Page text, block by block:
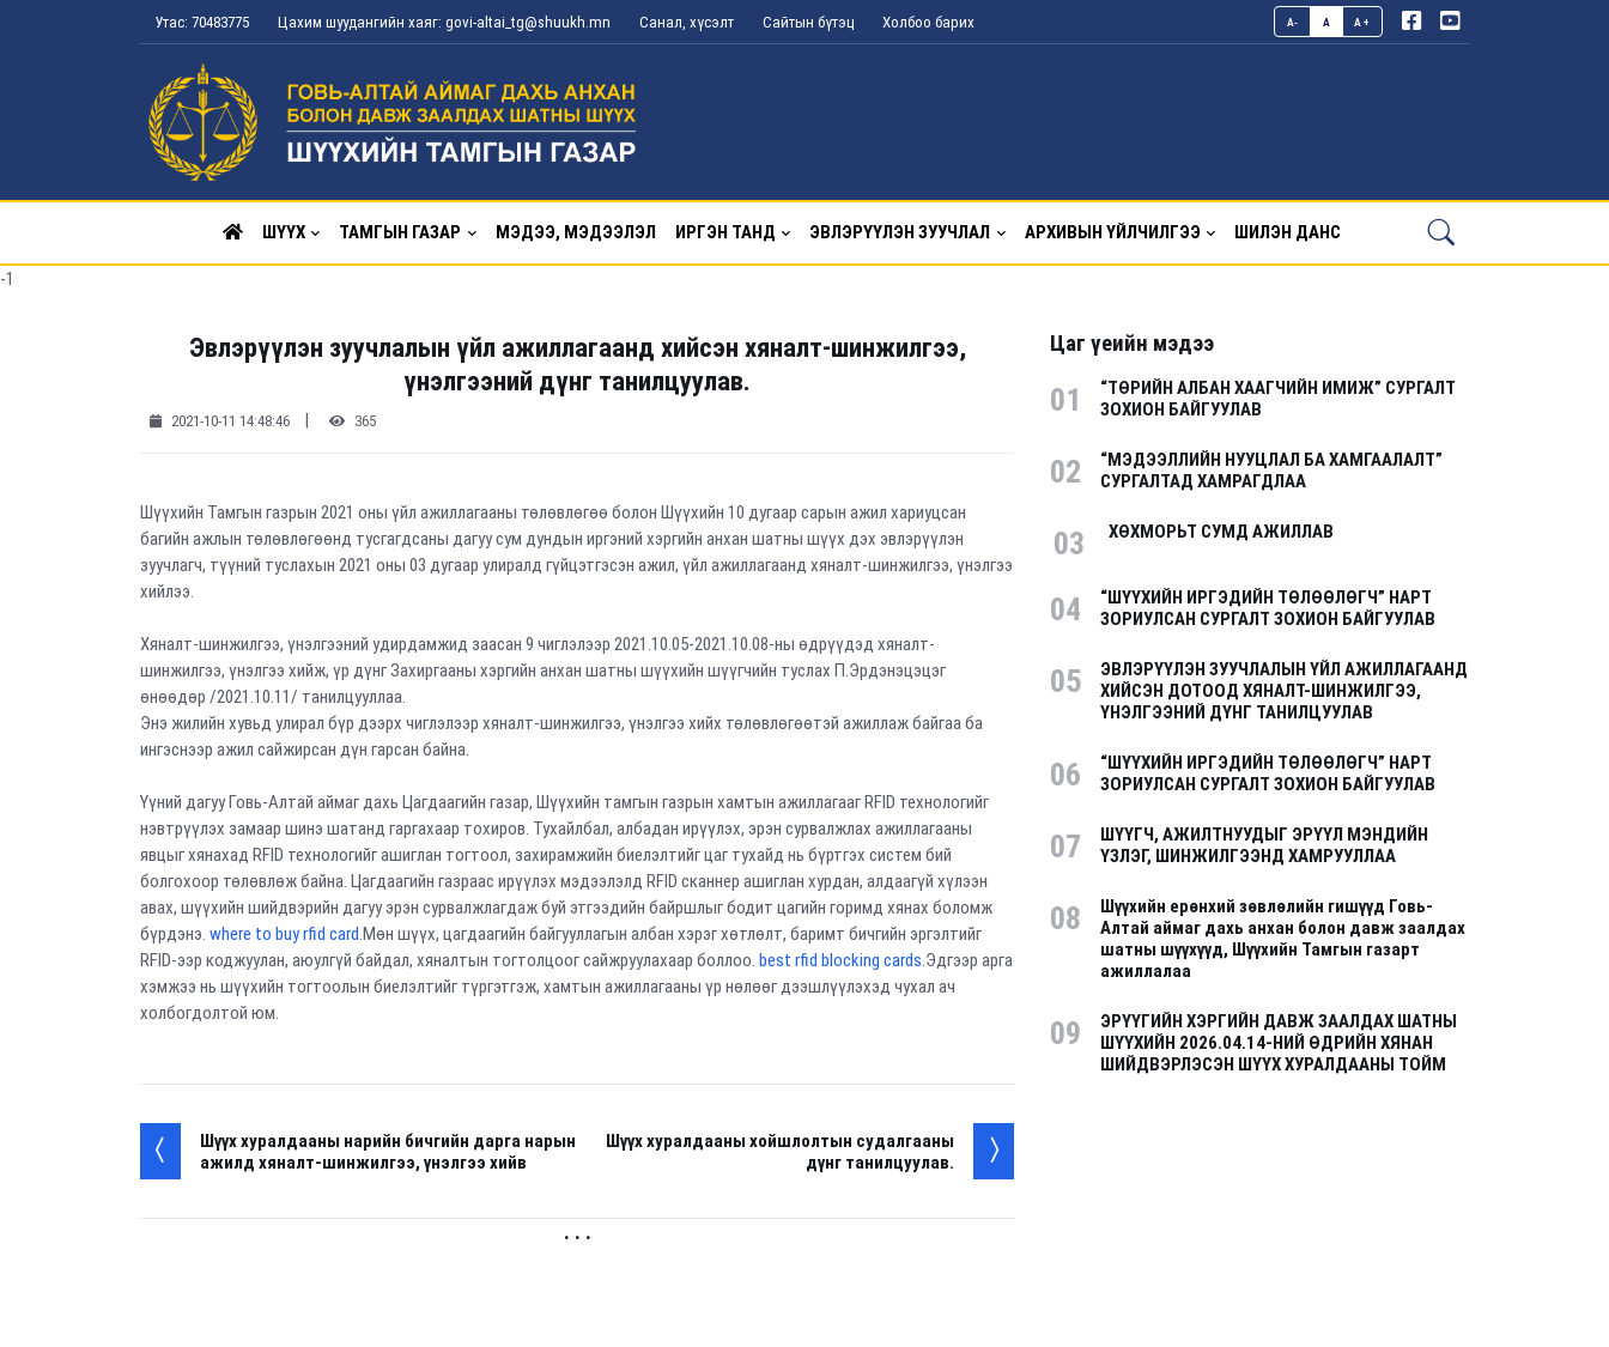
Утас: 70483775 Цахим шуудангийн хаяг: govi-altai_tg@shuukh.mn Санал, хүсэлт Сайтын бүтэц Холбоо барих A- A A+
ШҮҮХ ТАМГЫН ГАЗАР МЭДЭЭ, МЭДЭЭЛЭЛ ИРГЭН ТАНД ЭВЛЭРҮҮЛЭН ЗУУЧЛАЛ АРХИВЫН ҮЙЛЧИЛГЭЭ ШИЛЭН ДАНС
-1
Эвлэрүүлэн зуучлалын үйл ажиллагаанд хийсэн хяналт-шинжилгээ,
үнэлгээний дүнг танилцуулав.
2021-10-11 14:48:46 | 365
Шүүхийн Тамгын газрын 2021 оны үйл ажиллагааны төлөвлөгөө болон Шүүхийн 10 дугаар сарын ажил хариуцсан
багийн ажлын төлөвлөгөөнд тусгагдсаны дагуу сум дундын иргэний хэргийн анхан шатны шүүх дэх эвлэрүүлэн
зуучлагч, түүний туслахын 2021 оны 03 дугаар улиралд гүйцэтгэсэн ажил, үйл ажиллагаанд хяналт-шинжилгээ, үнэлгээ
хийлээ.
Хяналт-шинжилгээ, үнэлгээний удирдамжид заасан 9 чиглэлээр 2021.10.05-2021.10.08-ны өдрүүдэд хяналт-
шинжилгээ, үнэлгээ хийж, үр дүнг Захиргааны хэргийн анхан шатны шүүхийн шүүгчийн туслах П.Эрдэнэцэцэг
өнөөдөр /2021.10.11/ танилцууллаа.
Энэ жилийн хувьд улирал бүр дээрх чиглэлээр хяналт-шинжилгээ, үнэлгээ хийх төлөвлөгөөтэй ажиллаж байгаа ба
ингэснээр ажил сайжирсан дүн гарсан байна.
Үүний дагуу Говь-Алтай аймаг дахь Цагдаагийн газар, Шүүхийн тамгын газрын хамтын ажиллагааг RFID технологийг
нэвтрүүлэх замаар шинэ шатанд гаргахаар тохиров. Тухайлбал, албадан ирүүлэх, эрэн сурвалжлах ажиллагааны
явцыг хянахад RFID технологийг ашиглан тогтоол, захирамжийн биелэлтийг цаг тухайд нь бүртгэх систем бий
болгохоор төлөвлөж байна. Цагдаагийн газраас ирүүлэх мэдээлэлд RFID сканнер ашиглан хурдан, алдаагүй хүлээн
авах, шүүхийн шийдвэрийн дагуу эрэн сурвалжлагдаж буй этгээдийн байршлыг бодит цагийн горимд хянах боломж
бүрдэнэ. where to buy rfid card.Мөн шүүх, цагдаагийн байгууллагын албан хэрэг хөтлөлт, баримт бичгийн эргэлтийг
RFID-ээр коджуулан, аюулгүй байдал, хяналтын тогтолцоог сайжруулахаар боллоо. best rfid blocking cards.Эдгээр арга
хэмжээ нь шүүхийн тогтоолын биелэлтийг түргэтгэж, хамтын ажиллагааны үр нөлөөг дээшлүүлэхэд чухал ач
холбогдолтой юм.
Шүүх хуралдааны нарийн бичгийн дарга нарын
ажилд хяналт-шинжилгээ, үнэлгээ хийв
Шүүх хуралдааны хойшлолтын судалгааны
дүнг танилцуулав.
. . .
Цаг үеийн мэдээ
01
“ТӨРИЙН АЛБАН ХААГЧИЙН ИМИЖ” СУРГАЛТ
ЗОХИОН БАЙГУУЛАВ
02
“МЭДЭЭЛЛИЙН НУУЦЛАЛ БА ХАМГААЛАЛТ”
СУРГАЛТАД ХАМРАГДЛАА
03 ХӨХМОРЬТ СУМД АЖИЛЛАВ
04
“ШҮҮХИЙН ИРГЭДИЙН ТӨЛӨӨЛӨГЧ” НАРТ
ЗОРИУЛСАН СУРГАЛТ ЗОХИОН БАЙГУУЛАВ
05
ЭВЛЭРҮҮЛЭН ЗУУЧЛАЛЫН ҮЙЛ АЖИЛЛАГААНД
ХИЙСЭН ДОТООД ХЯНАЛТ-ШИНЖИЛГЭЭ,
ҮНЭЛГЭЭНИЙ ДҮНГ ТАНИЛЦУУЛАВ
06
“ШҮҮХИЙН ИРГЭДИЙН ТӨЛӨӨЛӨГЧ” НАРТ
ЗОРИУЛСАН СУРГАЛТ ЗОХИОН БАЙГУУЛАВ
07
ШҮҮГЧ, АЖИЛТНУУДЫГ ЭРҮҮЛ МЭНДИЙН
ҮЗЛЭГ, ШИНЖИЛГЭЭНД ХАМРУУЛЛАА
08
Шүүхийн ерөнхий зөвлөлийн гишүүд Говь-
Алтай аймаг дахь анхан болон давж заалдах
шатны шүүхүүд, Шүүхийн Тамгын газарт
ажиллалаа
09
ЭРҮҮГИЙН ХЭРГИЙН ДАВЖ ЗААЛДАХ ШАТНЫ
ШҮҮХИЙН 2026.04.14-НИЙ ӨДРИЙН ХЯНАН
ШИЙДВЭРЛЭСЭН ШҮҮХ ХУРАЛДААНЫ ТОЙМ